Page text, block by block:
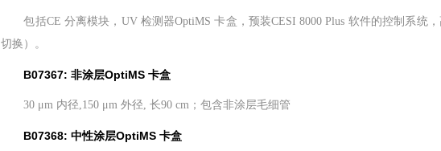
包括CE 分离模块，UV 检测器OptiMS 卡盒，预装CESI 8000 Plus 软件的控制系统
切换）。
B07367: 非涂层OptiMS 卡盒
30 μm 内径,150 μm 外径, 长90 cm；包含非涂层毛细管
B07368: 中性涂层OptiMS 卡盒